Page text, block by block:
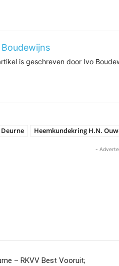
is geschreven door Ivo
Heemkundekring H.N.
-
– RKVV Best Vooruit;